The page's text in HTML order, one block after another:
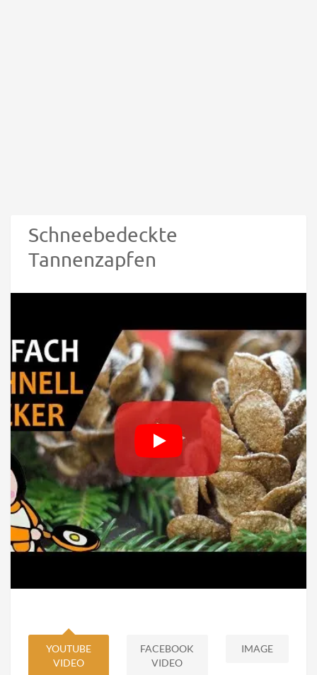
Schneebedeckte
Tannenzapfen
YOUTUBE
VIDEO
FACEBOOK
VIDEO
IMAGE